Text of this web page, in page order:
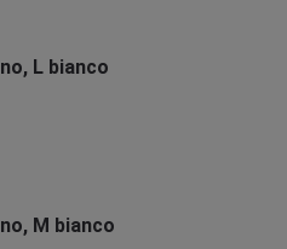
L bianco
M bianco